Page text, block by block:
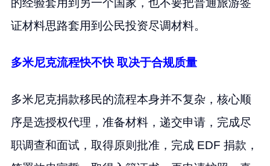
的经验套用到另一个国家，也不要把普通旅游签
证材料思路套用到公民投资尽调材料。
多米尼克流程快不快 取决于合规质量
多米尼克捐款移民的流程本身并不复杂，核心顺
序是选授权代理，准备材料，递交申请，完成尽
职调查和面试，取得原则批准，完成 EDF 捐款，